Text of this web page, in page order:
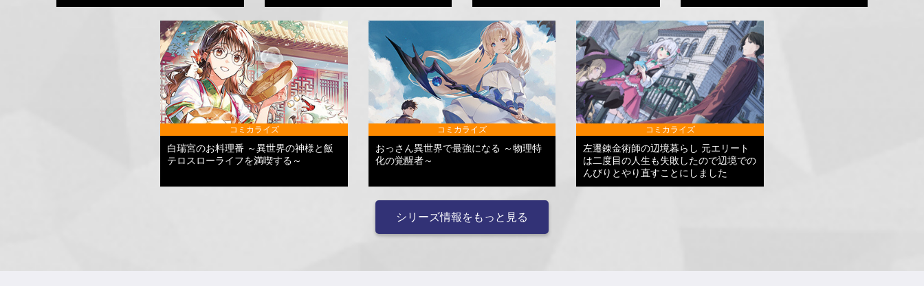
コミカライズ
白瑞宮のお料理番 ～異世界の神様と飯
テロスローライフを満喫する～
コミカライズ
おっさん異世界で最強になる ～物理特
化の覚醒者～
コミカライズ
左遷錬金術師の辺境暮らし 元エリート
は二度目の人生も失敗したので辺境での
んびりとやり直すことにしました
シリーズ情報をもっと見る